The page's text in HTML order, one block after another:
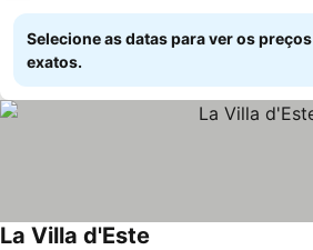
Selecione as datas para ver os preços
exatos.
La Villa d'Este